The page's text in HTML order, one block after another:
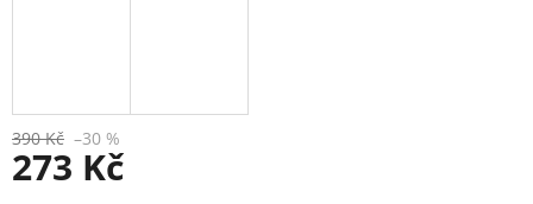
390 Kč –30 %
273 Kč